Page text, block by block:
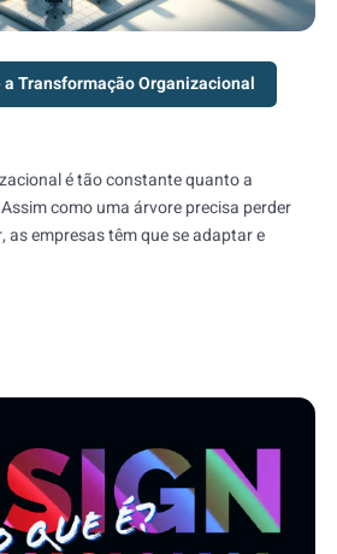
Transformação Organizacional
é tão constante quanto a
como uma árvore precisa perder
as empresas têm que se adaptar e